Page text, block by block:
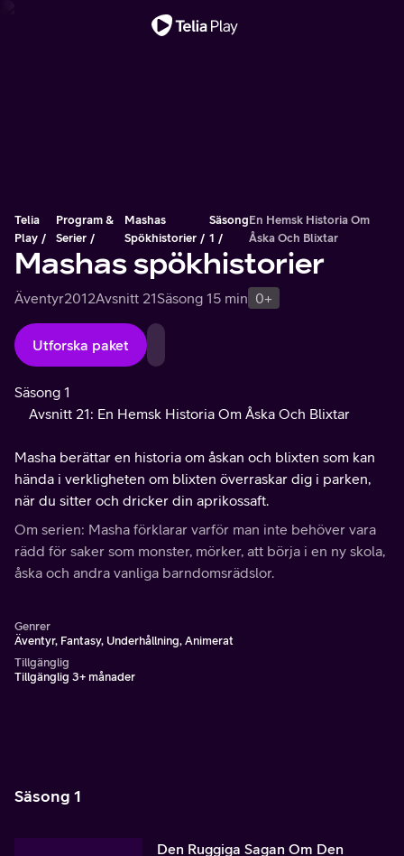
Telia
Play
Program &
Serier
Mashas
Spökhistorier
Säsong
1
En Hemsk Historia Om
Åska Och Blixtar
Mashas spökhistorier
Äventyr2012Avsnitt 21Säsong 15 min 0+
Utforska paket
Säsong 1
Avsnitt 21: En Hemsk Historia Om Åska Och Blixtar
Masha berättar en historia om åskan och blixten som kan
hända i verkligheten om blixten överraskar dig i parken,
när du sitter och dricker din aprikossaft.
Om serien: Masha förklarar varför man inte behöver vara
rädd för saker som monster, mörker, att börja i en ny skola,
åska och andra vanliga barndomsrädslor.
Genrer
Äventyr, Fantasy, Underhållning, Animerat
Tillgänglig
Tillgänglig 3+ månader
Säsong 1
Den Ruggiga Sagan Om Den